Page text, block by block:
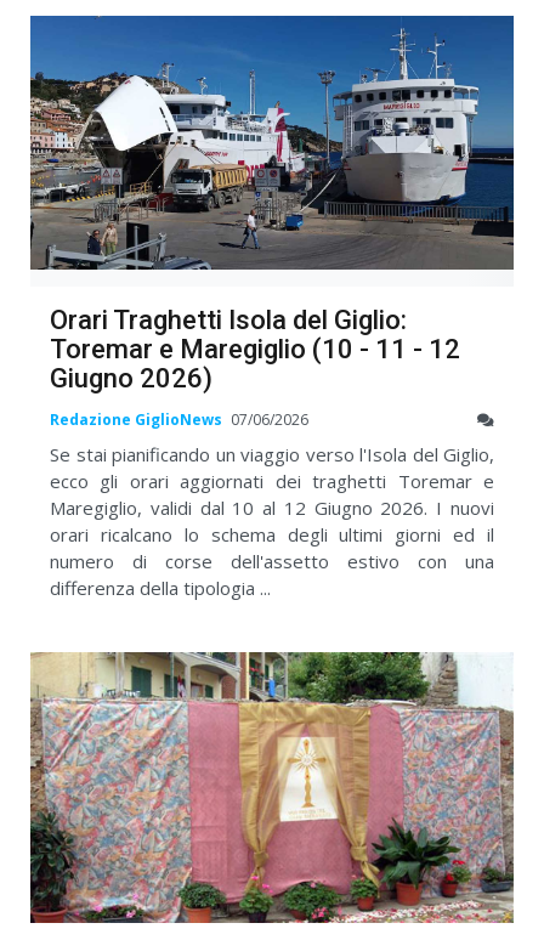
Orari Traghetti Isola del Giglio:
Toremar e Maregiglio (10 - 11 - 12
Giugno 2026)
Redazione GiglioNews 07/06/2026
Se stai pianificando un viaggio verso l'Isola del Giglio,
ecco gli orari aggiornati dei traghetti Toremar e
Maregiglio, validi dal 10 al 12 Giugno 2026. I nuovi
orari ricalcano lo schema degli ultimi giorni ed il
numero di corse dell'assetto estivo con una
differenza della tipologia ...